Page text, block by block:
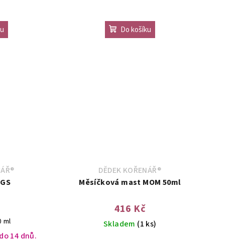
Do košíku
ml
14 dnů.
DĚDEK KOŘENÁŘ®
Měsíčková mast MOM 50ml
416 Kč
Skladem (1 ks)